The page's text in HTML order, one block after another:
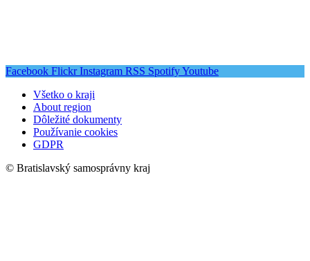
Facebook Flickr Instagram RSS SpotifyYoutube
Všetko o kraji
About region
Dôležité dokumenty
Používanie cookies
GDPR
© Bratislavský samosprávny kraj